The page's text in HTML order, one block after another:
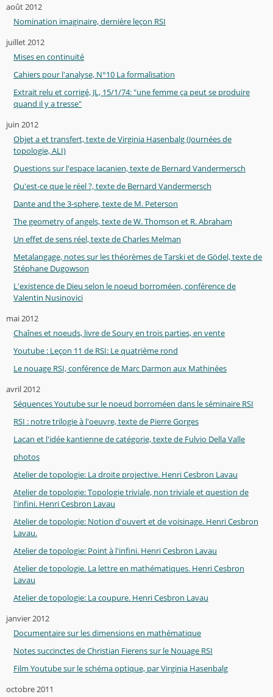
août 2012
Nomination imaginaire, dernière leçon RSI
juillet 2012
Mises en continuité
Cahiers pour l'analyse, N°10 La formalisation
Extrait relu et corrigé, JL, 15/1/74: "une femme ça peut se produire
quand il y a tresse"
juin 2012
Objet a et transfert, texte de Virginia Hasenbalg (Journées de
topologie, ALI)
Questions sur l'espace lacanien, texte de Bernard Vandermersch
Qu'est-ce que le réel ?, texte de Bernard Vandermersch
Dante and the 3-sphere, texte de M. Peterson
The geometry of angels, texte de W. Thomson et R. Abraham
Un effet de sens réel, texte de Charles Melman
Metalangage, notes sur les théorèmes de Tarski et de Gödel, texte de
Stéphane Dugowson
L'existence de Dieu selon le noeud borroméen, conférence de
Valentin Nusinovici
mai 2012
Chaînes et noeuds, livre de Soury en trois parties, en vente
Youtube : Leçon 11 de RSI: Le quatrième rond
Le nouage RSI, conférence de Marc Darmon aux Mathinées
avril 2012
Séquences Youtube sur le noeud borroméen dans le séminaire RSI
RSI : notre trilogie à l'oeuvre, texte de Pierre Gorges
Lacan et l'idée kantienne de catégorie, texte de Fulvio Della Valle
photos
Atelier de topologie: La droite projective. Henri Cesbron Lavau
Atelier de topologie: Topologie triviale, non triviale et question de
l'infini. Henri Cesbron Lavau
Atelier de topologie: Notion d'ouvert et de voisinage. Henri Cesbron
Lavau.
Atelier de topologie: Point à l'infini. Henri Cesbron Lavau
Atelier de topologie. La lettre en mathématiques. Henri Cesbron
Lavau
Atelier de topologie: La coupure. Henri Cesbron Lavau
janvier 2012
Documentaire sur les dimensions en mathématique
Notes succinctes de Christian Fierens sur le Nouage RSI
Film Youtube sur le schéma optique, par Virginia Hasenbalg
octobre 2011